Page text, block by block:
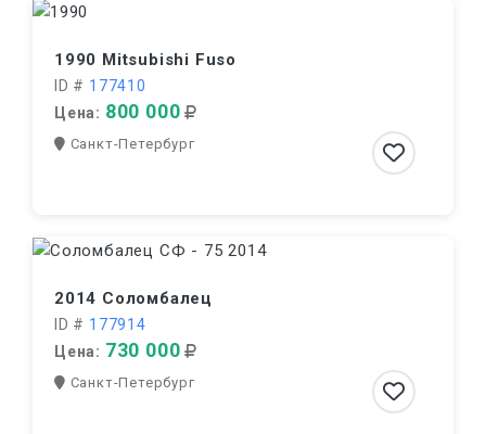
1990 Mitsubishi Fuso
ID # 177410
Цена: 800 000
Санкт-Петербург
2014 Соломбалец
ID # 177914
Цена: 730 000
Санкт-Петербург